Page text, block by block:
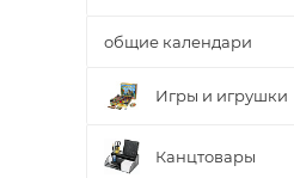
общие календари
Игры и игрушки
Канцтовары